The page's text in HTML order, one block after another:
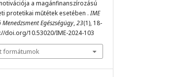
a magánfinanszírozású
protetikai műtétek esetében .IME
Egészségügy,23(1), 18-
doi.org/10.53020/IME-2024-103
formátumok